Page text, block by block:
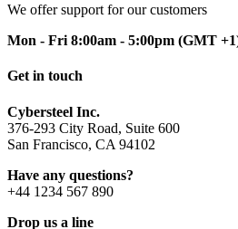
We offer support for our customers
Mon - Fri 8:00am - 5:00pm (GMT
Get in touch
Cybersteel Inc.
376-293 City Road, Suite 600
San Francisco, CA 94102
Have any questions?
+44 1234 567 890
Drop us a line